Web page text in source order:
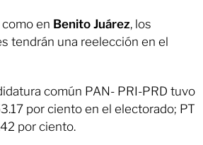
como en Benito Juárez, los
tendrán una reelección en el
común PAN- PRI-PRD tuvo
por ciento en el electorado; PT
por ciento.